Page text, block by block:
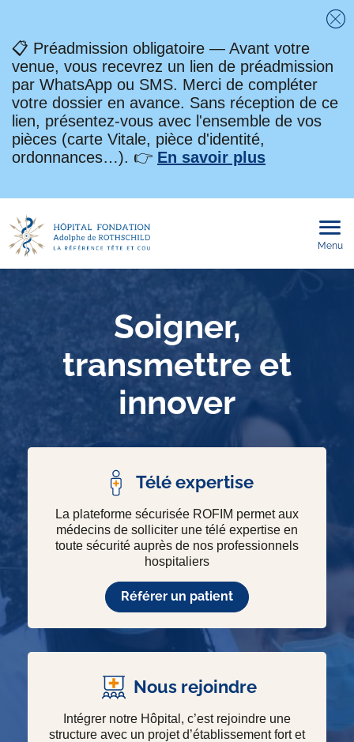
📋 Préadmission obligatoire — Avant votre
venue, vous recevrez un lien de préadmission
par WhatsApp ou SMS. Merci de compléter
votre dossier en avance. Sans réception de ce
lien, présentez-vous avec l'ensemble de vos
pièces (carte Vitale, pièce d'identité,
ordonnances…). 👉 En savoir plus
Menu
Soigner,
transmettre et
innover
Télé expertise
La plateforme sécurisée ROFIM permet aux
médecins de solliciter une télé expertise en
toute sécurité auprès de nos professionnels
hospitaliers
Référer un patient
Nous rejoindre
Intégrer notre Hôpital, c’est rejoindre une
structure avec un projet d’établissement fort et